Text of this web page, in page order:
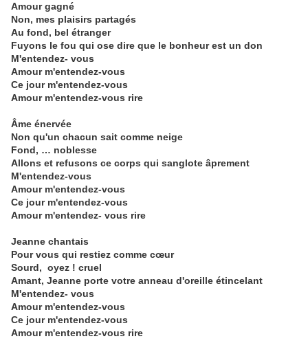
Amour gagné
Non, mes plaisirs partagés
Au fond, bel étranger
Fuyons le fou qui ose dire que le bonheur est un don
M'entendez- vous
Amour m'entendez-vous
Ce jour m'entendez-vous
Amour m'entendez-vous rire
Âme énervée
Non qu'un chacun sait comme neige
Fond, … noblesse
Allons et refusons ce corps qui sanglote âprement
M'entendez-vous
Amour m'entendez-vous
Ce jour m'entendez-vous
Amour m'entendez- vous rire
Jeanne chantais
Pour vous qui restiez comme cœur
Sourd, oyez ! cruel
Amant, Jeanne porte votre anneau d'oreille étincelant
M'entendez- vous
Amour m'entendez-vous
Ce jour m'entendez-vous
Amour m'entendez-vous rire